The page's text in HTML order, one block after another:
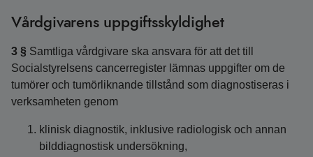
Vårdgivarens uppgiftsskyldighet
3 § Samtliga vårdgivare ska ansvara för att det till
Socialstyrelsens cancerregister lämnas uppgifter om de
tumörer och tumörliknande tillstånd som diagnostiseras i
verksamheten genom
klinisk diagnostik, inklusive radiologisk och annan
bilddiagnostisk undersökning,